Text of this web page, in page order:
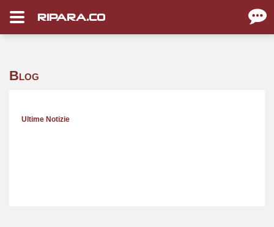
RIPARA.CO
Blog
Ultime Notizie